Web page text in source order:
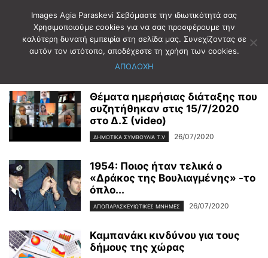
Αρχική 2020 Ιούλιος 26
Ημερήσιο Αρχείο: 26/07/2020
Θέματα ημερήσιας διάταξης που
συζητήθηκαν στις 15/7/2020
στο Δ.Σ (video)
ΔΗΜΟΤΙΚΑ ΣΥΜΒΟΥΛΙΑ T.V 26/07/2020
1954: Ποιος ήταν τελικά ο
«Δράκος της Βουλιαγμένης» -το
όπλο...
ΑΓΙΟΠΑΡΑΣΚΕΥΙΩΤΙΚΕΣ ΜΝΗΜΕΣ 26/07/2020
Καμπανάκι κινδύνου για τους
δήμους της χώρας
Images Agia Paraskevi Σεβόμαστε την ιδιωτικότητά σας
Χρησιμοποιούμε cookies για να σας προσφέρουμε την
καλύτερη δυνατή εμπειρία στη σελίδα μας. Συνεχίζοντας σε
αυτόν τον ιστότοπο, αποδέχεστε τη χρήση των cookies.
ΑΠΟΔΟΧΗ